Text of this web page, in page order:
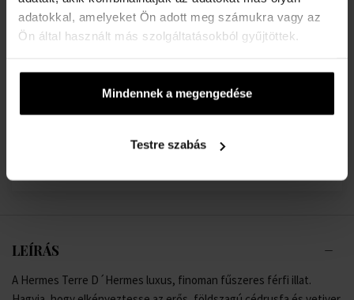
adatokkal, amelyeket Ön adott meg számukra vagy az
Ön által használt más szolgáltatásokból gyűjtöttek.
Mindennek a megengedése
Testre szabás
Raktáron
28925 Ft -től 32390 Ft
Hermes Terre D'Hermes Eau de Toilette
Raktáron
LEÍRÁS
A Hermes Terre D´Hermes luxus, finoman fűszeres férfi illat.